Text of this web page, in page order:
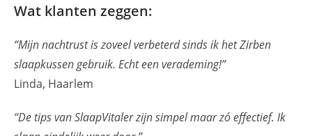
Wat klanten zeggen:
“Mijn nachtrust is zoveel verbeterd sinds ik het Zirben
slaapkussen gebruik. Echt een verademing!”
Linda, Haarlem
“De tips van SlaapVitaler zijn simpel maar zó effectief. Ik